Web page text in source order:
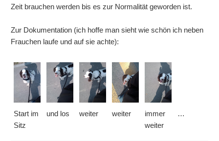
Zeit brauchen werden bis es zur Normalität geworden ist.
Zur Dokumentation (ich hoffe man sieht wie schön ich neben
Frauchen laufe und auf sie achte):
Start im
Sitz
und los weiter weiter
immer
weiter
…